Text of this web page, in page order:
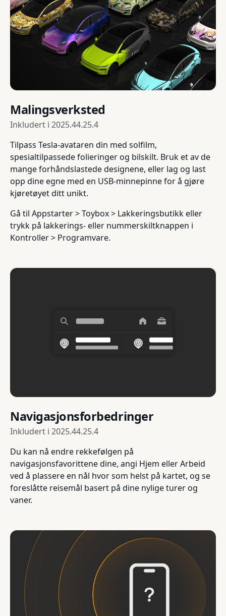
Malingsverksted
Inkludert i 2025.44.25.4
Tilpass Tesla-avataren din med solfilm,
spesialtilpassede folieringer og bilskilt. Bruk et av de
mange forhåndslastede designene, eller lag og last
opp dine egne med en USB-minnepinne for å gjøre
kjøretøyet ditt unikt.
Gå til Appstarter > Toybox > Lakkeringsbutikk eller
trykk på lakkerings- eller nummerskiltknappen i
Kontroller > Programvare.
Navigasjonsforbedringer
Inkludert i 2025.44.25.4
Du kan nå endre rekkefølgen på
navigasjonsfavorittene dine, angi Hjem eller Arbeid
ved å plassere en nål hvor som helst på kartet, og se
foreslåtte reisemål basert på dine nylige turer og
vaner.